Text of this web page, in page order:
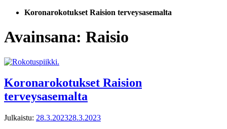
Koronarokotukset Raision terveysasemalta
Avainsana: Raisio
Koronarokotukset Raision
terveysasemalta
Julkaistu: 28.3.202328.3.2023